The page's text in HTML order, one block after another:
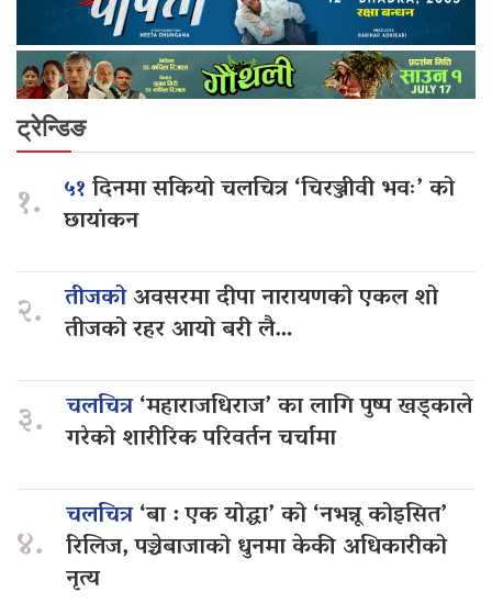
ट्रेन्डिङ
१. ५१दिनमा सकियो चलचित्र ‘चिरञ्जीवी भवः’ को
छायांकन
२. तीजकोअवसरमा दीपा नारायणको एकल शो
तीजको रहर आयो बरी लै…
३. चलचित्र‘महाराजधिराज’ का लागि पुष्प खड्काले
गरेको शारीरिक परिवर्तन चर्चामा
४.
चलचित्र‘बा : एक योद्धा’ को ‘नभन्नू कोइसित’
रिलिज, पञ्चेबाजाको धुनमा केकी अधिकारीको
नृत्य